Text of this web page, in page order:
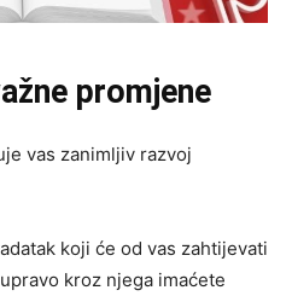
promjene
vas zanimljiv razvoj
koji će od vas zahtijevati
kroz njega imaćete